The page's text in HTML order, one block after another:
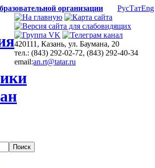
организации РусТатEng
420111, Казань, ул. Баумана, 20
тел.: (843) 292-02-72, (843) 292-40-34
email:an.rt@tatar.ru